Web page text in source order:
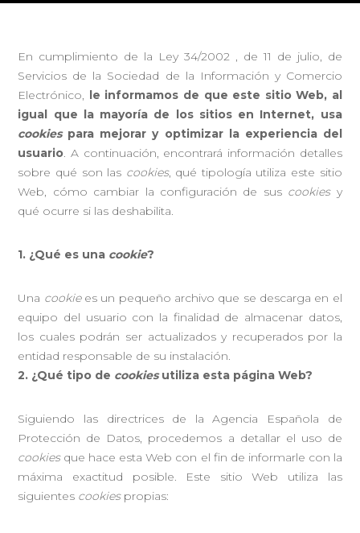
En cumplimiento de la Ley 34/2002 , de 11 de julio, de
Servicios de la Sociedad de la Información y Comercio
Electrónico,
le informamos de que este sitio Web, al
igual que la mayoría de los sitios en Internet, usa
cookiespara mejorar y optimizar la experiencia del
usuario. A continuación, encontrará información detalles
sobre qué son las cookies, qué tipología utiliza este sitio
Web, cómo cambiar la configuración de sus cookiesy
qué ocurre si las deshabilita.
1. ¿Qué es una cookie?
Una cookiees un pequeño archivo que se descarga en el
equipo del usuario con la finalidad de almacenar datos,
los cuales podrán ser actualizados y recuperados por la
entidad responsable de su instalación.
2. ¿Qué tipo de cookiesutiliza esta página Web?
Siguiendo las directrices de la Agencia Española de
Protección de Datos, procedemos a detallar el uso de
cookiesque hace esta Web con el fin de informarle con la
máxima exactitud posible. Este sitio Web utiliza las
siguientes cookiespropias: